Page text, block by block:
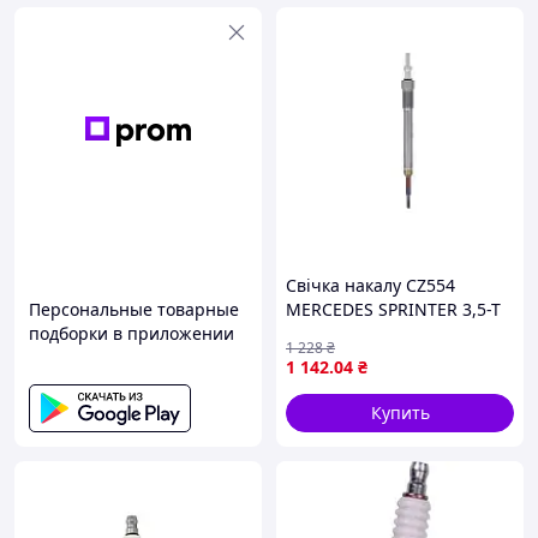
Персональные товарные
подборки в приложении
Свічка накалу CZ554
MERCEDES SPRINTER 3,5-T
(B909) 2.1D/2.2D 09.13- NGK
90769
1 142.04 ₴
1 228₴
Купить